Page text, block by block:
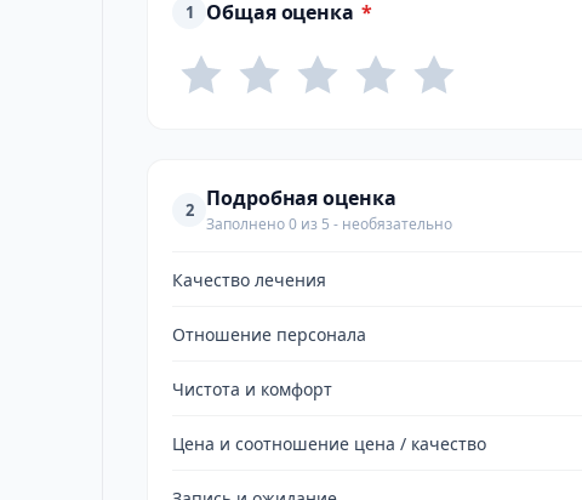
1 Общая оценка *
2 Подробная оценка
Заполнено 0 из 5 - необязательно
Качество лечения
Отношение персонала
Чистота и комфорт
Цена и соотношение цена / качество